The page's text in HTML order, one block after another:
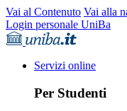
Vai al Contenuto Vai alla
Login personale UniBa
Servizi online
Per Studenti